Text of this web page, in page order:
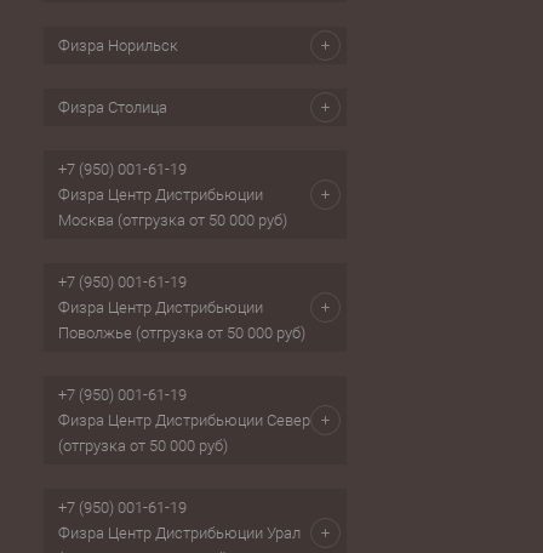
Физра Норильск
Физра Столица
+7 (950) 001-61-19
Физра Центр Дистрибьюции
Москва (отгрузка от 50 000 руб)
+7 (950) 001-61-19
Физра Центр Дистрибьюции
Поволжье (отгрузка от 50 000 руб)
+7 (950) 001-61-19
Физра Центр Дистрибьюции Север
(отгрузка от 50 000 руб)
+7 (950) 001-61-19
Физра Центр Дистрибьюции Урал